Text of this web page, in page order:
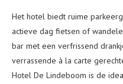
Het hotel biedt ruime
actieve dag fietsen of
bar met een verfrissend
verrassende à la carte
Hotel De Lindeboom is de